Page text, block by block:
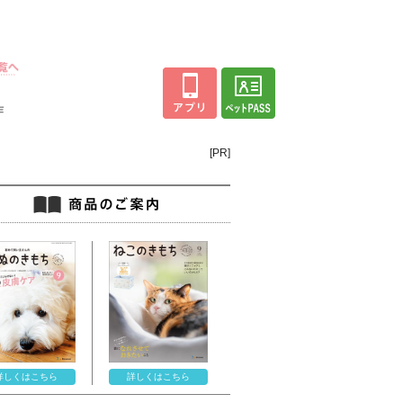
[PR]
しくはこちら 詳しくはこちら